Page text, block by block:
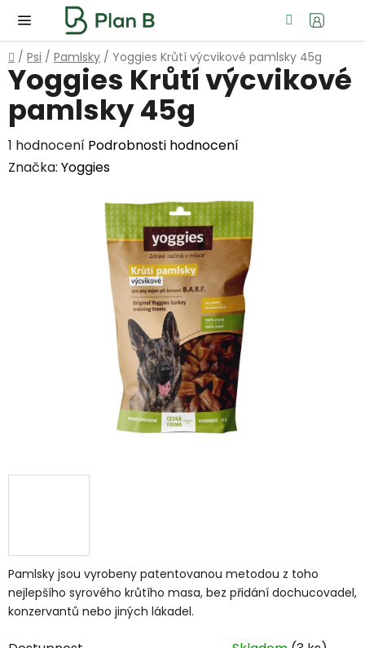
obsah
Domů
/ Psi / Pamlsky / Yoggies Krůtí výcvikové pamlsky 45g
Pamlsky jsou vyrobeny patentovanou metodou z toho
nejlepšího syrového krůtího masa, bez přidání dochucovadel,
konzervantů nebo jiných lákadel.
Yoggies Krůtí výcvikové
pamlsky 45g
Průměrné
hodnocení
1 hodnocení Podrobnosti hodnocení
Značka: Yoggies